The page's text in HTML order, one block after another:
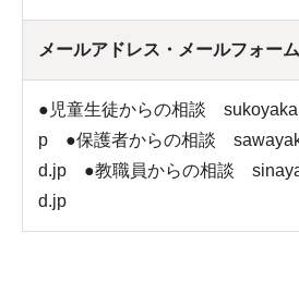
メールアドレス・メールフォーム
●児童生徒からの相談
p ●保護者からの相談
d.jp ●教職員からの相談
d.jp